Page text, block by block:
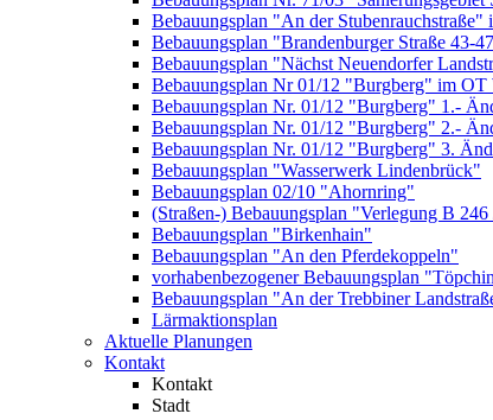
Bebauungsplan "An der Stubenrauchstraße"
Bebauungsplan "Brandenburger Straße 43-
Bebauungsplan "Nächst Neuendorfer
Bebauungsplan Nr 01/12 "Burgberg" im OT
Bebauungsplan Nr. 01/12 "Burgberg" 1.-
Bebauungsplan Nr. 01/12 "Burgberg" 2.-
Bebauungsplan Nr. 01/12 "Burgberg" 3.
Bebauungsplan "Wasserwerk Lindenbrück"
Bebauungsplan 02/10 "Ahornring"
(Straßen-) Bebauungsplan "Verlegung B
Bebauungsplan "Birkenhain"
Bebauungsplan "An den Pferdekoppeln"
vorhabenbezogener Bebauungsplan
Bebauungsplan "An der Trebbiner
Lärmaktionsplan
Aktuelle Planungen
Kontakt
Kontakt
Stadt